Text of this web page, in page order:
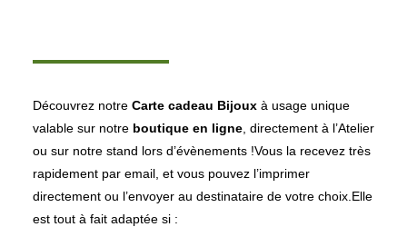
Découvrez notre Carte cadeau Bijoux à usage unique
valable sur notre boutique en ligne , directement à l’Atelier
ou sur notre stand lors d’évènements !Vous la recevez très
rapidement par email, et vous pouvez l’imprimer
directement ou l’envoyer au destinataire de votre choix.Elle
est tout à fait adaptée si :